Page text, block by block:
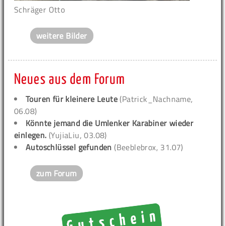
Schräger Otto
weitere Bilder
Neues aus dem Forum
Touren für kleinere Leute (Patrick_Nachname,
06.08)
Könnte jemand die Umlenker Karabiner wieder
einlegen. (YujiaLiu, 03.08)
Autoschlüssel gefunden (Beeblebrox, 31.07)
zum Forum